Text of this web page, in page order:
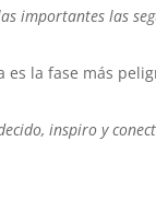
importantes las
es la fase más
inspiro y